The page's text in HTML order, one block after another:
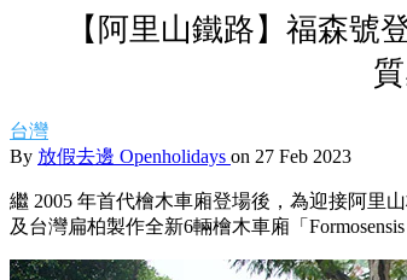
【阿里山鐵路】福森號
台灣
By 放假去邊 Openholidays on 27 Feb 2023
繼 2005 年首代檜木車廂登場後，為迎接阿里
及台灣扁柏製作全新6輛檜木車廂「